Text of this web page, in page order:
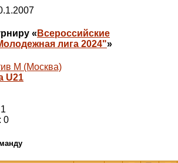
« Всероссийские
лига 2024"»
М (Москва)
U21
0